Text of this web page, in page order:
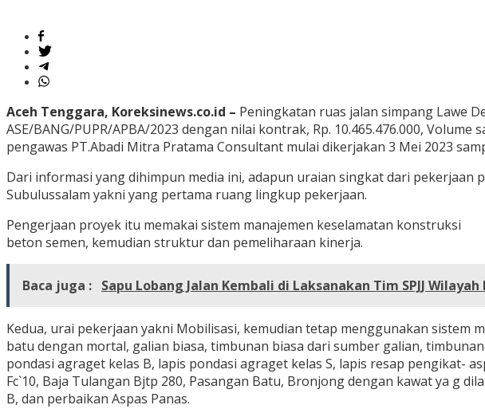
Aceh Tenggara, Koreksinews.co.id – Peningkatan ruas jalan simpang Lawe
ASE/BANG/PUPR/APBA/2023 dengan nilai kontrak, Rp. 10.465.476.000,
pengawas PT.Abadi Mitra Pratama Consultant mulai dikerjakan 3 Mei 2023
Dari informasi yang dihimpun media ini, adapun uraian singkat dari
Subulussalam yakni yang pertama ruang lingkup pekerjaan.
Pengerjaan proyek itu memakai sistem manajemen keselamatan
beton semen, kemudian struktur dan pemeliharaan kinerja.
Baca juga : Sapu Lobang Jalan Kembali di Laksanakan Tim SPJJ
Kedua, urai pekerjaan yakni Mobilisasi, kemudian tetap menggunakan sistem
batu dengan mortal, galian biasa, timbunan biasa dari sumber galian,
pondasi agraget kelas B, lapis pondasi agraget kelas S, lapis resap pengikat-
Fc`10, Baja Tulangan Bjtp 280, Pasangan Batu, Bronjong dengan kawat ya g
B, dan perbaikan Aspas Panas.